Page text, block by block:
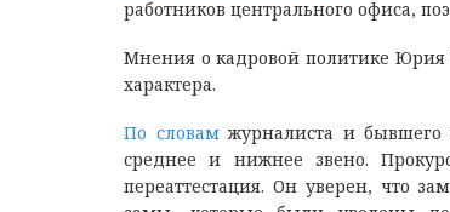
работников центрального офиса,
Мнения о кадровой политике Юрия
характера.
По словамжурналиста и бывшего
среднее и нижнее звено.
переаттестация. Он уверен, что